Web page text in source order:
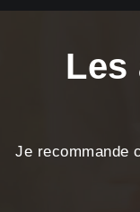
Les
Je recommande